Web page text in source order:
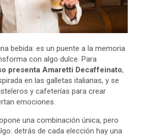
bebida: es un puente a la memoria
con algo dulce. Para
presenta Amaretti Decaffeinato,
en las galletas italianas, y se
y cafeterías para crear
emociones.
una combinación única, pero
detrás de cada elección hay una